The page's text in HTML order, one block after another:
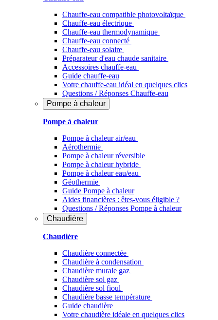
Chauffe-eau compatible photovoltaïque
Chauffe-eau électrique
Chauffe-eau thermodynamique
Chauffe-eau connecté
Chauffe-eau solaire
Préparateur d'eau chaude sanitaire
Accessoires chauffe-eau
Guide chauffe-eau
Votre chauffe-eau idéal en quelques clics
Questions / Réponses Chauffe-eau
Pompe à chaleur
Pompe à chaleur
Pompe à chaleur air/eau
Aérothermie
Pompe à chaleur réversible
Pompe à chaleur hybride
Pompe à chaleur​ eau/eau
Géothermie
Guide Pompe à chaleur
Aides financières : êtes-vous éligible ?
Questions / Réponses Pompe à chaleur
Chaudière
Chaudière
Chaudière connectée
Chaudière à condensation
Chaudière murale gaz
Chaudière sol gaz
Chaudière sol fioul
Chaudière basse température
Guide chaudière
Votre chaudière idéale en quelques clics